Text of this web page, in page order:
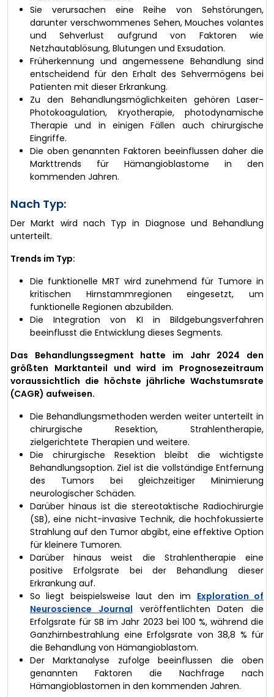
Sie verursachen eine Reihe von Sehstörungen,
darunter verschwommenes Sehen, Mouches volantes
und Sehverlust aufgrund von Faktoren wie
Netzhautablösung, Blutungen und Exsudation.
Früherkennung und angemessene Behandlung sind
entscheidend für den Erhalt des Sehvermögens bei
Patienten mit dieser Erkrankung.
Zu den Behandlungsmöglichkeiten gehören Laser-
Photokoagulation, Kryotherapie, photodynamische
Therapie und in einigen Fällen auch chirurgische
Eingriffe.
Die oben genannten Faktoren beeinflussen daher die
Markttrends für Hämangioblastome in den
kommenden Jahren.
Nach Typ:
Der Markt wird nach Typ in Diagnose und Behandlung
unterteilt.
Trends im Typ:
Die funktionelle MRT wird zunehmend für Tumore in
kritischen Hirnstammregionen eingesetzt, um
funktionelle Regionen abzubilden.
Die Integration von KI in Bildgebungsverfahren
beeinflusst die Entwicklung dieses Segments.
Das Behandlungssegment hatte im Jahr 2024 den
größten Marktanteil und wird im Prognosezeitraum
voraussichtlich die höchste jährliche Wachstumsrate
(CAGR) aufweisen.
Die Behandlungsmethoden werden weiter unterteilt in
chirurgische Resektion, Strahlentherapie,
zielgerichtete Therapien und weitere.
Die chirurgische Resektion bleibt die wichtigste
Behandlungsoption. Ziel ist die vollständige Entfernung
des Tumors bei gleichzeitiger Minimierung
neurologischer Schäden.
Darüber hinaus ist die stereotaktische Radiochirurgie
(SB), eine nicht-invasive Technik, die hochfokussierte
Strahlung auf den Tumor abgibt, eine effektive Option
für kleinere Tumoren.
Darüber hinaus weist die Strahlentherapie eine
positive Erfolgsrate bei der Behandlung dieser
Erkrankung auf.
So liegt beispielsweise laut den im Exploration of
Neuroscience Journal veröffentlichten Daten die
Erfolgsrate für SB im Jahr 2023 bei 100 %, während die
Ganzhirnbestrahlung eine Erfolgsrate von 38,8 % für
die Behandlung von Hämangioblastom.
Der Marktanalyse zufolge beeinflussen die oben
genannten Faktoren die Nachfrage nach
Hämangioblastomen in den kommenden Jahren.